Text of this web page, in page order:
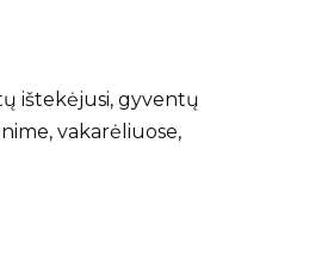
ištekėjusi, gyventų
vakarėliuose,